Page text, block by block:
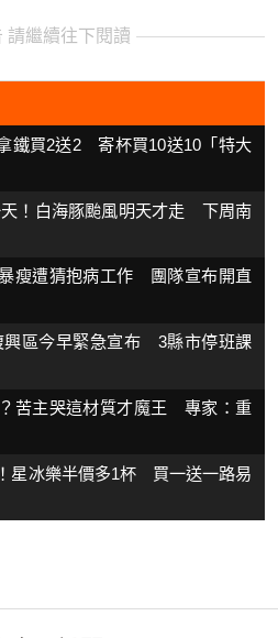
請繼續往下閱讀
鐵買2送2 寄杯買10送10「特大
！白海豚颱風明天才走 下周南
瘦遭猜抱病工作 團隊宣布開直
興區今早緊急宣布 3縣市停班課
苦主哭這材質才魔王 專家：重
星冰樂半價多1杯 買一送一路易